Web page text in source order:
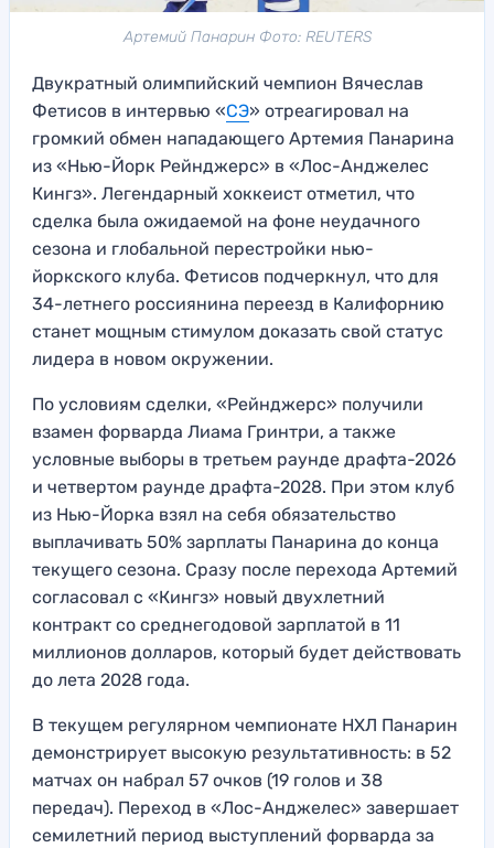
Артемий Панарин Фото: REUTERS
Двукратный олимпийский чемпион Вячеслав
Фетисов в интервью «СЭ» отреагировал на
громкий обмен нападающего Артемия Панарина
из «Нью-Йорк Рейнджерс» в «Лос-Анджелес
Кингз». Легендарный хоккеист отметил, что
сделка была ожидаемой на фоне неудачного
сезона и глобальной перестройки нью-
йоркского клуба. Фетисов подчеркнул, что для
34-летнего россиянина переезд в Калифорнию
станет мощным стимулом доказать свой статус
лидера в новом окружении.
По условиям сделки, «Рейнджерс» получили
взамен форварда Лиама Гринтри, а также
условные выборы в третьем раунде драфта-2026
и четвертом раунде драфта-2028. При этом клуб
из Нью-Йорка взял на себя обязательство
выплачивать 50% зарплаты Панарина до конца
текущего сезона. Сразу после перехода Артемий
согласовал с «Кингз» новый двухлетний
контракт со среднегодовой зарплатой в 11
миллионов долларов, который будет действовать
до лета 2028 года.
В текущем регулярном чемпионате НХЛ Панарин
демонстрирует высокую результативность: в 52
матчах он набрал 57 очков (19 голов и 38
передач). Переход в «Лос-Анджелес» завершает
семилетний период выступлений форварда за